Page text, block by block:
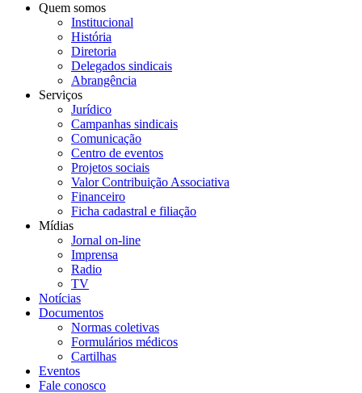
Quem somos
Institucional
História
Diretoria
Delegados sindicais
Abrangência
Serviços
Jurídico
Campanhas sindicais
Comunicação
Centro de eventos
Projetos sociais
Valor Contribuição Associativa
Financeiro
Ficha cadastral e filiação
Mídias
Jornal on-line
Imprensa
Radio
TV
Notícias
Documentos
Normas coletivas
Formulários médicos
Cartilhas
Eventos
Fale conosco